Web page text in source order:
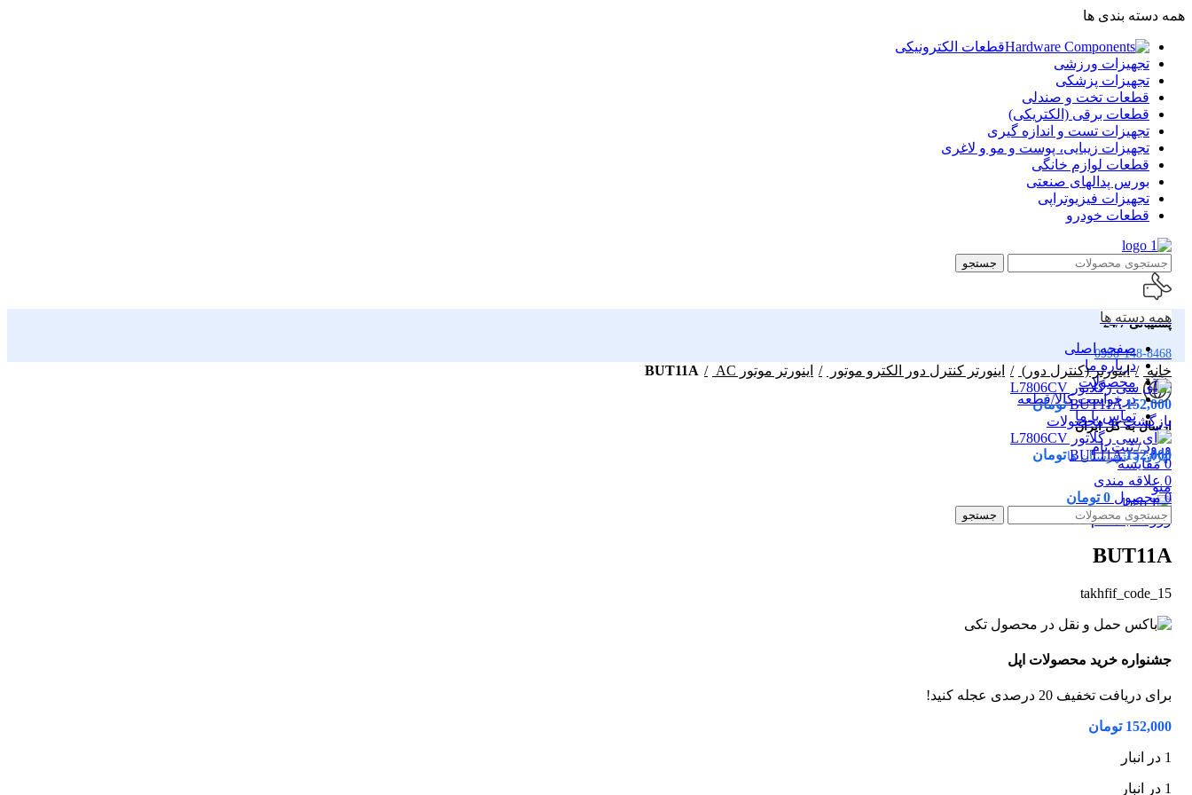
همه دسته بندی ها
قطعات الکترونیکی
تجهیزات ورزشی
تجهیزات پزشکی
قطعات تخت و صندلی
قطعات برقی (الکتریکی)
تجهیزات تست و اندازه گیری
تجهیزات زیبایی، پوست و مو و لاغری
قطعات لوازم خانگی
بورس پدالهای صنعتی
تجهیزات فیزیوتراپی
قطعات خودرو
جستجو
پشتیبانی 24/7
0998-148-8468
ارسال به کل ایران
تهران و شهرستان ها
منو
ورود / ثبت نام
همه دسته ها
صفحه اصلی
درباره ما
محصولات
درخواست کالا/قطعه
تماس با ما
ورود / ثبت نام
0 مقایسه
0 علاقه مندی
0 محصول 0 تومان
جستجو
خانه اینورتر (کنترل دور) اینورتر کنترل دور الکترو موتور اینورتر موتور AC BUT11A
BUT11A152,000
تومان
بازگشت به محصولات
BUT11A152,000 تومان
بزرگنمایی تصویر
BUT11A
takhfif_code_15
جشنواره خرید محصولات اپل
برای دریافت تخفیف 20 درصدی عجله کنید!
152,000 تومان
1 در انبار
1 در انبار